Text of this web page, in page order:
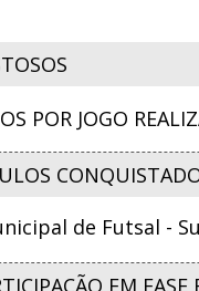
POR JOGO
de Futsal -
EM